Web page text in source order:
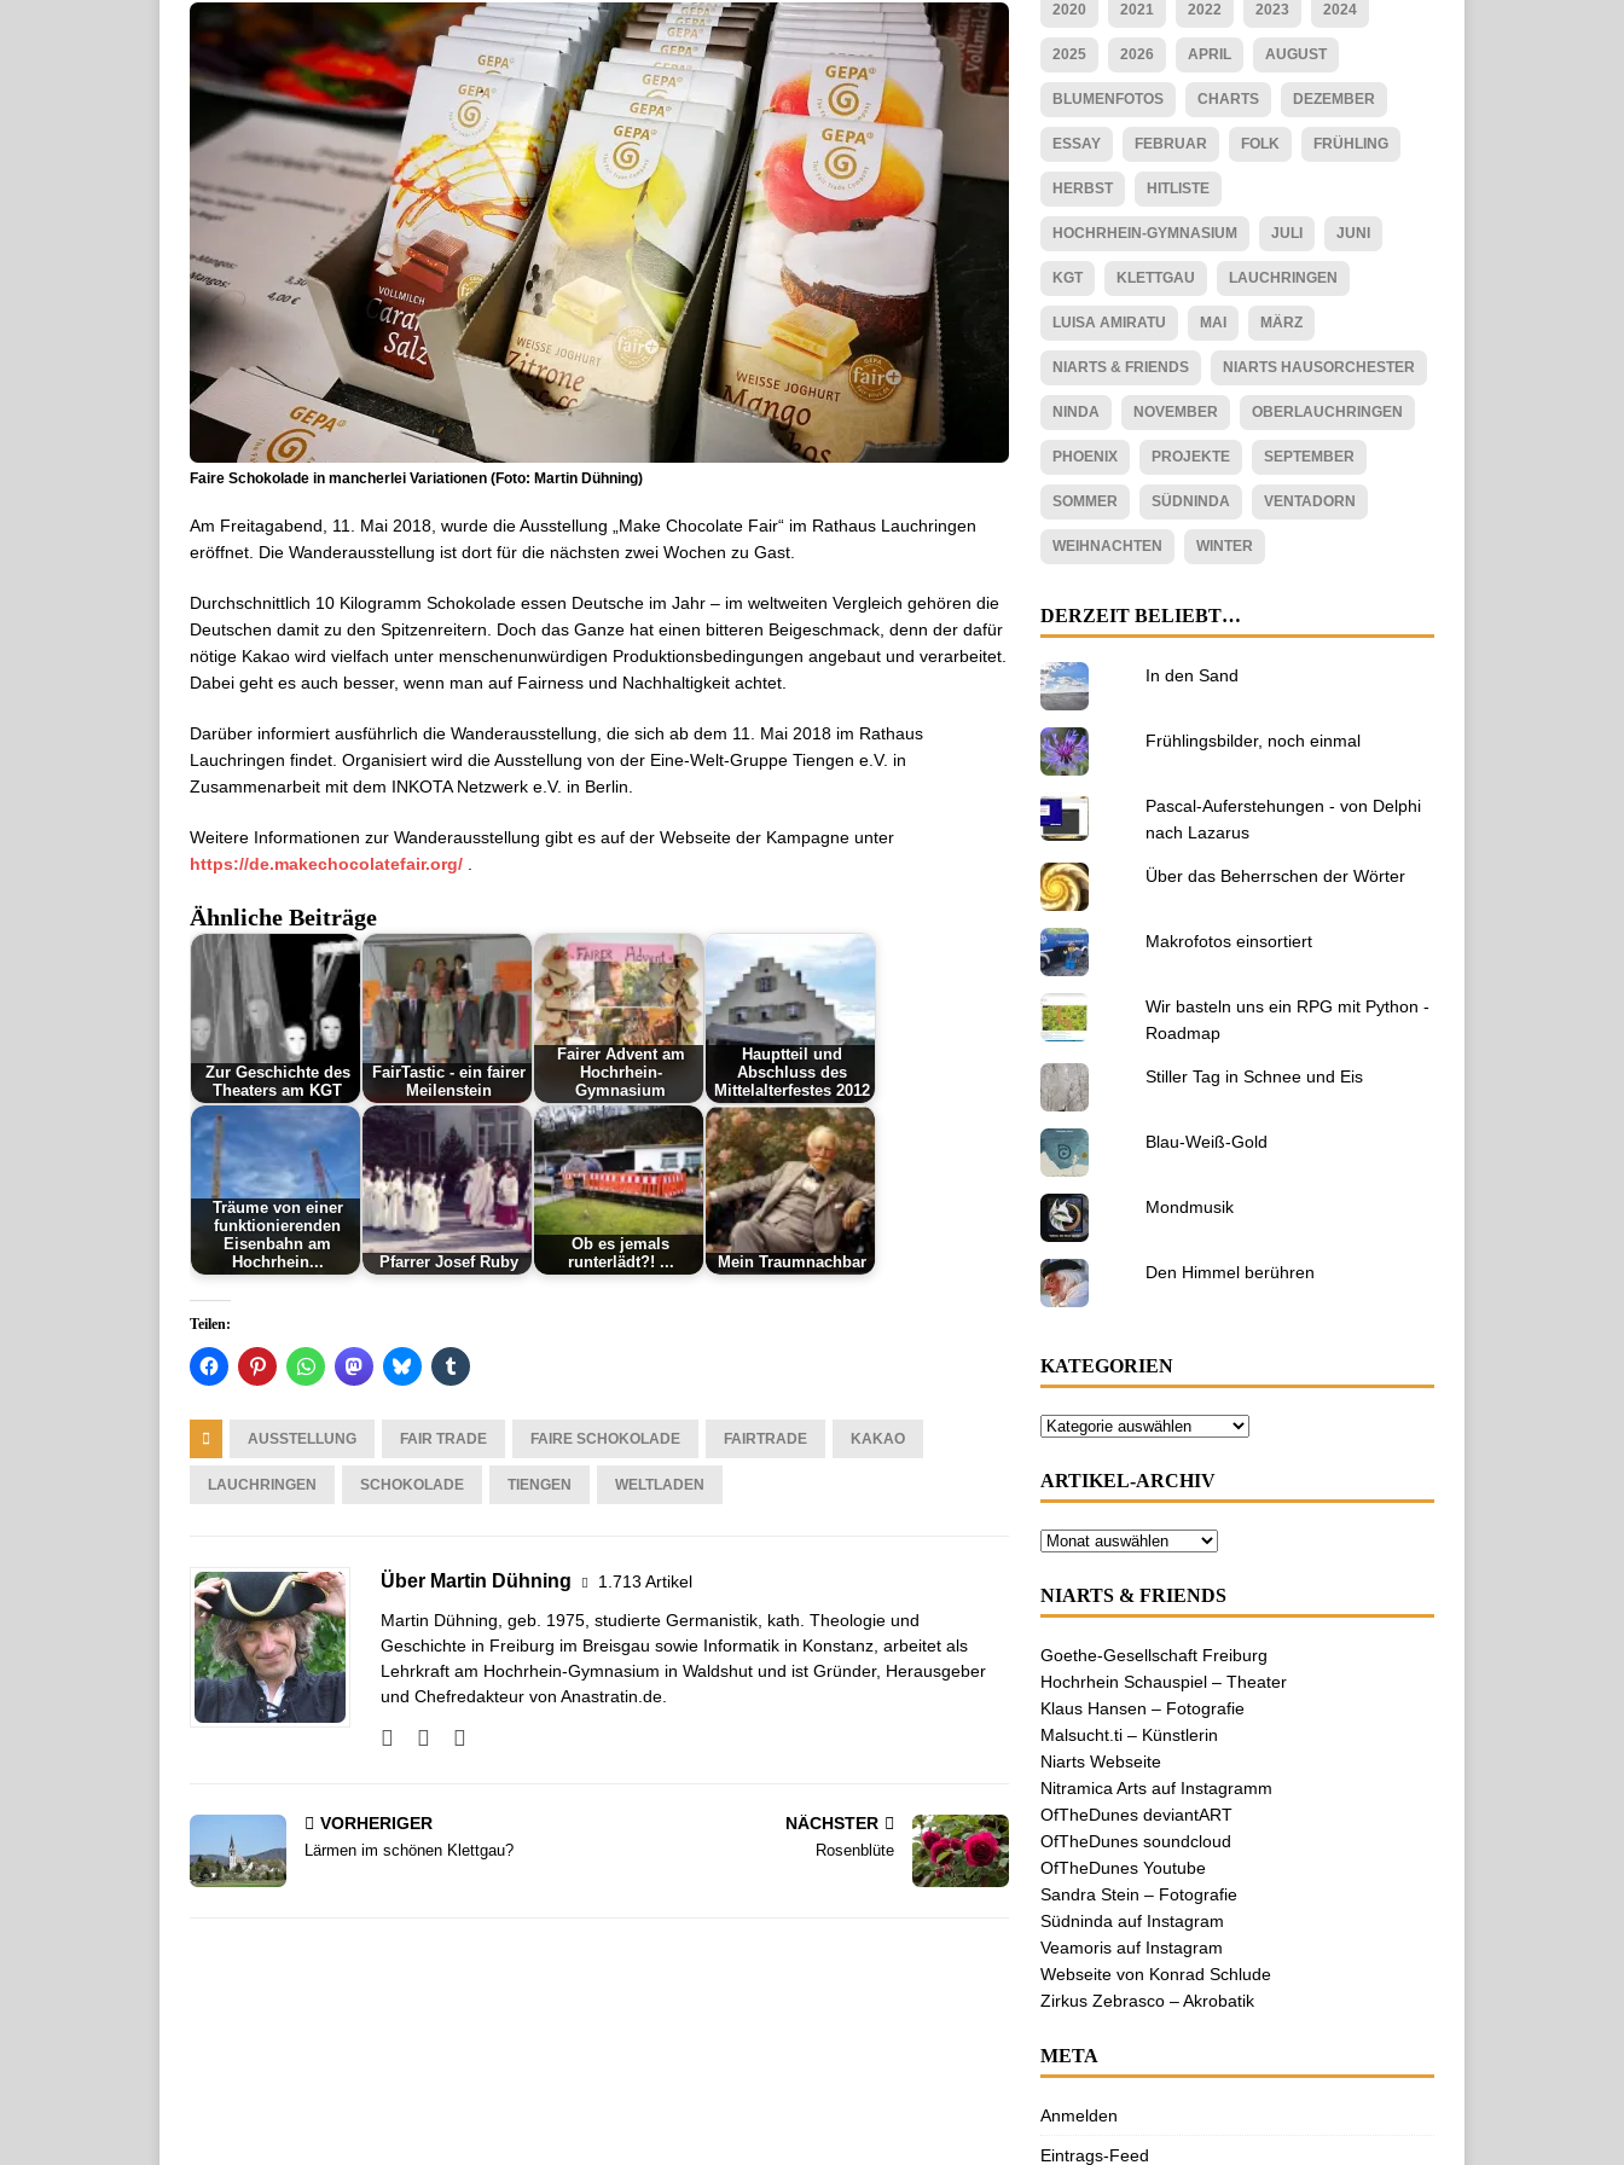
Faire Schokolade in mancherlei Variationen (Foto: Martin Dühning)
Am Freitagabend, 11. Mai 2018, wurde die Ausstellung „Make Chocolate Fair“ im Rathaus Lauchringen
eröffnet. Die Wanderausstellung ist dort für die nächsten zwei Wochen zu Gast.
Durchschnittlich 10 Kilogramm Schokolade essen Deutsche im Jahr – im weltweiten Vergleich gehören die
Deutschen damit zu den Spitzenreitern. Doch das Ganze hat einen bitteren Beigeschmack, denn der dafür
nötige Kakao wird vielfach unter menschenunwürdigen Produktionsbedingungen angebaut und verarbeitet.
Dabei geht es auch besser, wenn man auf Fairness und Nachhaltigkeit achtet.
Darüber informiert ausführlich die Wanderausstellung, die sich ab dem 11. Mai 2018 im Rathaus
Lauchringen findet. Organisiert wird die Ausstellung von der Eine-Welt-Gruppe Tiengen e.V. in
Zusammenarbeit mit dem INKOTA Netzwerk e.V. in Berlin.
Weitere Informationen zur Wanderausstellung gibt es auf der Webseite der Kampagne unter
https://de.makechocolatefair.org/
Ähnliche Beiträge
Zur Geschichte des
Theaters am KGT
FairTastic - ein fairer
Meilenstein
Fairer Advent am
Hochrhein-
Gymnasium
Hauptteil und
Abschluss des
Mittelalterfestes 2012
Träume von einer
funktionierenden
Eisenbahn am
Hochrhein...
Pfarrer Josef Ruby
Ob es jemals
runterlädt?! ...
Mein Traumnachbar
Teilen:
AUSSTELLUNG FAIR TRADE FAIRE SCHOKOLADE FAIRTRADE KAKAO
LAUCHRINGEN SCHOKOLADE TIENGEN WELTLADEN
Über Martin Dühning 1.713 Artikel
Martin Dühning, geb. 1975, studierte Germanistik, kath. Theologie und
Geschichte in Freiburg im Breisgau sowie Informatik in Konstanz, arbeitet als
Lehrkraft am Hochrhein-Gymnasium in Waldshut und ist Gründer, Herausgeber
und Chefredakteur von Anastratin.de.
VORHERIGER
Lärmen im schönen Klettgau?
NÄCHSTER
Rosenblüte
2020 2021 2022 2023 2024
2025 2026 APRIL AUGUST
BLUMENFOTOS CHARTS DEZEMBER
ESSAY FEBRUAR FOLK FRÜHLING
HERBST HITLISTE
HOCHRHEIN-GYMNASIUM JULI JUNI
KGT KLETTGAU LAUCHRINGEN
LUISA AMIRATU MAI MÄRZ
NIARTS & FRIENDS NIARTS HAUSORCHESTER
NINDA NOVEMBER OBERLAUCHRINGEN
PHOENIX PROJEKTE SEPTEMBER
SOMMER SÜDNINDA VENTADORN
WEIHNACHTEN WINTER
DERZEIT BELIEBT…
In den Sand
Frühlingsbilder, noch einmal
Pascal-Auferstehungen - von Delphi
nach Lazarus
Über das Beherrschen der Wörter
Makrofotos einsortiert
Wir basteln uns ein RPG mit Python -
Roadmap
Stiller Tag in Schnee und Eis
Blau-Weiß-Gold
Mondmusik
Den Himmel berühren
KATEGORIEN
ARTIKEL-ARCHIV
NIARTS & FRIENDS
Goethe-Gesellschaft Freiburg
Hochrhein Schauspiel – Theater
Klaus Hansen – Fotografie
Malsucht.ti – Künstlerin
Niarts Webseite
Nitramica Arts auf Instagramm
OfTheDunes deviantART
OfTheDunes soundcloud
OfTheDunes Youtube
Sandra Stein – Fotografie
Südninda auf Instagram
Veamoris auf Instagram
Webseite von Konrad Schlude
Zirkus Zebrasco – Akrobatik
META
Anmelden
Eintrags-Feed